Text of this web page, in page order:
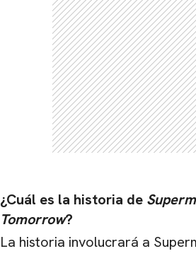
¿Cuál es la historia de
Tomorrow?
La historia involucrará a